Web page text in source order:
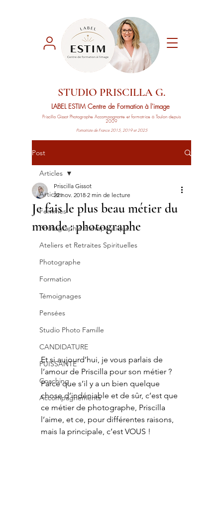
STUDIO PRISCILLA G.
LABEL ESTIM Centre de Formation à l'image
Priscilla Gissot Photographe Accompagnante et formatrice à Toulon depuis
2009
Portraitiste de France 2015, 2019 et 2025
Post
Articles
Femmes
Photographie thérapeutique
Ateliers et Retraites Spirituelles
Photographe
Formation
Témoignages
Pensées
Studio Photo Famille
CANDIDATURE
PUISSANTE
Coaching
Accompagnements
Articles
Je fais le plus beau métier du
monde : photographe
Priscilla Gissot
22 nov. 2018 2 min de lecture
Et si aujourd’hui, je vous parlais de
l’amour de Priscilla pour son métier ?
Parce que s’il y a un bien quelque
chose d’indéniable et de sûr, c’est que
ce métier de photographe, Priscilla
l’aime, et ce, pour différentes raisons,
mais la principale, c’est VOUS !